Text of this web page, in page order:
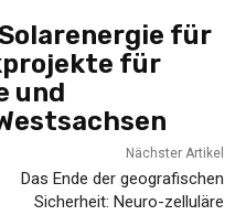
für
für
und
Nächster Artikel
Das Ende der geografischen
Sicherheit: Neuro-zelluläre